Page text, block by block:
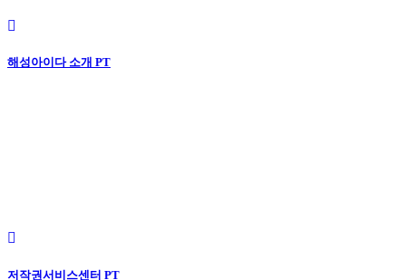
해성아이다 소개 PT
저작권서비스센터 PT